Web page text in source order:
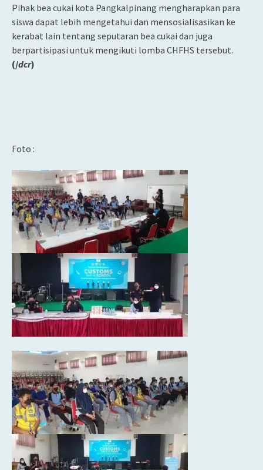
Pihak bea cukai kota Pangkalpinang mengharapkan para
siswa dapat lebih mengetahui dan mensosialisasikan ke
kerabat lain tentang seputaran bea cukai dan juga
berpartisipasi untuk mengikuti lomba CHFHS tersebut.
(/dcr)
Foto :